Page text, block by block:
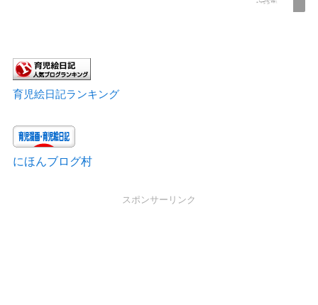
育児絵日記ランキング
にほんブログ村
スポンサーリンク